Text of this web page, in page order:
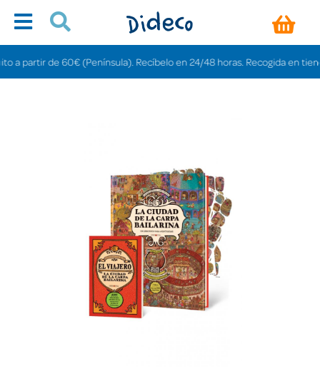
de 60€ (Península). Recíbelo en 24/48 horas. Recogida en tiendas